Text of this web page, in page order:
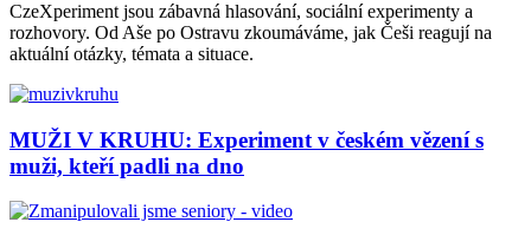
CzeXperiment jsou zábavná hlasování, sociální experimenty a
rozhovory. Od Aše po Ostravu zkoumáváme, jak Češi reagují na
aktuální otázky, témata a situace.
MUŽI V KRUHU: Experiment v českém vězení s
muži, kteří padli na dno